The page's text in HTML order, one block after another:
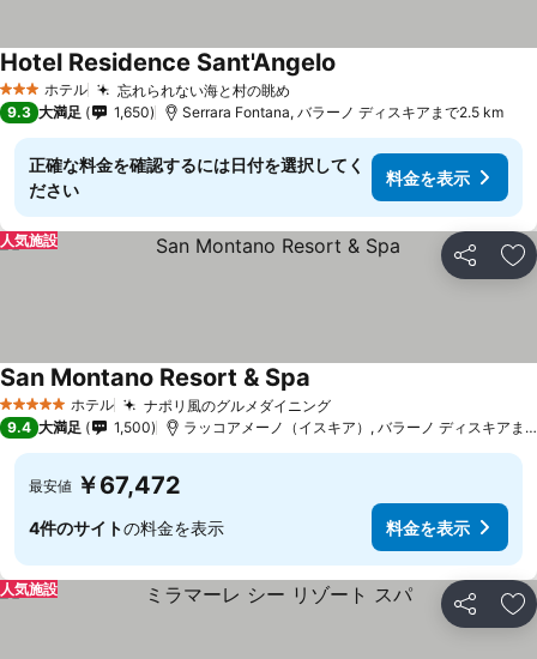
3 ホテルのランク
ホテル 忘れられない海と村の眺め
Hotel Residence Sant'Angelo
9.3 大満足 1,650 Serrara Fontana, バラーノ ディスキアまで2.5 km
正確な料金を確認するには日付を選択してく
ださい
料金を表示
シェア お
人気施設
5 ホテルのランク
ホテル ナポリ風のグルメダイニング
San Montano Resort & Spa
9.4 大満足 1,500 ラッコアメーノ（イスキア）, バラーノ ディスキアまで5.1 km
最安値 ￥67,472
4件のサイトの料金を表示 料金を表示
シェア お
人気施設